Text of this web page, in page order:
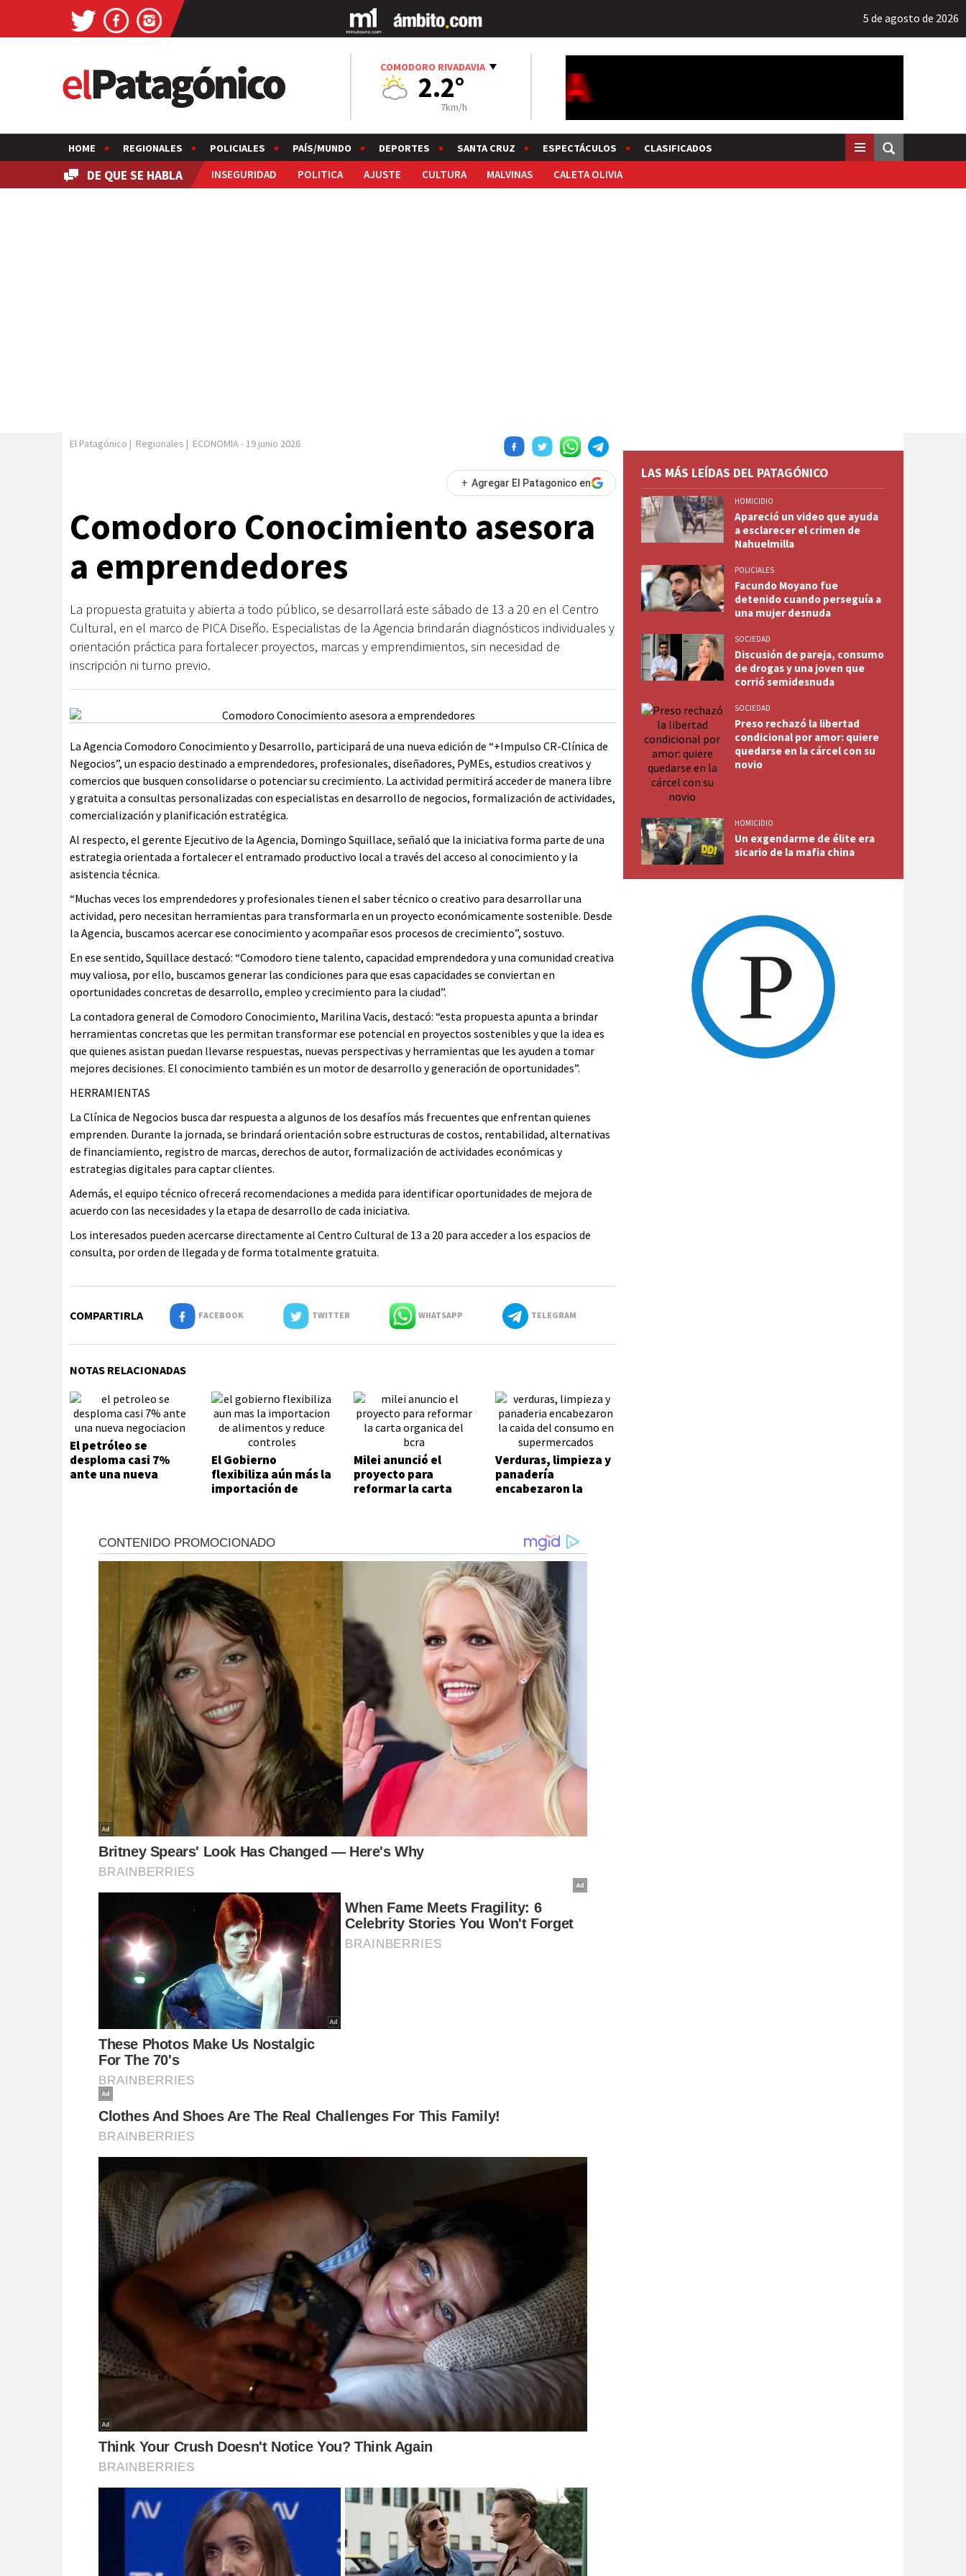
5 de agosto de 2026
COMODORO RIVADAVIA
2.2°
7km/h
HOME REGIONALES POLICIALES PAÍS/MUNDO DEPORTES SANTA CRUZ ESPECTÁCULOS CLASIFICADOS
DE QUE SE HABLA INSEGURIDAD POLITICA AJUSTE CULTURA MALVINAS CALETA OLIVIA
El Patagónico | Regionales | ECONOMIA- 19 junio 2026
+ Agregar El Patagonico en
Comodoro Conocimiento asesora
a emprendedores
La propuesta gratuita y abierta a todo público, se desarrollará este sábado de 13 a 20 en el Centro
Cultural, en el marco de PICA Diseño. Especialistas de la Agencia brindarán diagnósticos individuales y
orientación práctica para fortalecer proyectos, marcas y emprendimientos, sin necesidad de
inscripción ni turno previo.
La Agencia Comodoro Conocimiento y Desarrollo, participará de una nueva edición de “+Impulso CR-Clínica de
Negocios”, un espacio destinado a emprendedores, profesionales, diseñadores, PyMEs, estudios creativos y
comercios que busquen consolidarse o potenciar su crecimiento. La actividad permitirá acceder de manera libre
y gratuita a consultas personalizadas con especialistas en desarrollo de negocios, formalización de actividades,
comercialización y planificación estratégica.
Al respecto, el gerente Ejecutivo de la Agencia, Domingo Squillace, señaló que la iniciativa forma parte de una
estrategia orientada a fortalecer el entramado productivo local a través del acceso al conocimiento y la
asistencia técnica.
“Muchas veces los emprendedores y profesionales tienen el saber técnico o creativo para desarrollar una
actividad, pero necesitan herramientas para transformarla en un proyecto económicamente sostenible. Desde
la Agencia, buscamos acercar ese conocimiento y acompañar esos procesos de crecimiento”, sostuvo.
En ese sentido, Squillace destacó: “Comodoro tiene talento, capacidad emprendedora y una comunidad creativa
muy valiosa, por ello, buscamos generar las condiciones para que esas capacidades se conviertan en
oportunidades concretas de desarrollo, empleo y crecimiento para la ciudad”.
La contadora general de Comodoro Conocimiento, Marilina Vacis, destacó: “esta propuesta apunta a brindar
herramientas concretas que les permitan transformar ese potencial en proyectos sostenibles y que la idea es
que quienes asistan puedan llevarse respuestas, nuevas perspectivas y herramientas que les ayuden a tomar
mejores decisiones. El conocimiento también es un motor de desarrollo y generación de oportunidades”.
HERRAMIENTAS
La Clínica de Negocios busca dar respuesta a algunos de los desafíos más frecuentes que enfrentan quienes
emprenden. Durante la jornada, se brindará orientación sobre estructuras de costos, rentabilidad, alternativas
de financiamiento, registro de marcas, derechos de autor, formalización de actividades económicas y
estrategias digitales para captar clientes.
Además, el equipo técnico ofrecerá recomendaciones a medida para identificar oportunidades de mejora de
acuerdo con las necesidades y la etapa de desarrollo de cada iniciativa.
Los interesados pueden acercarse directamente al Centro Cultural de 13 a 20 para acceder a los espacios de
consulta, por orden de llegada y de forma totalmente gratuita.
COMPARTIRLA FACEBOOK TWITTER WHATSAPP TELEGRAM
NOTAS RELACIONADAS
El petróleo se
desploma casi 7%
ante una nueva
El Gobierno
flexibiliza aún más la
importación de
Milei anunció el
proyecto para
reformar la carta
Verduras, limpieza y
panadería
encabezaron la
LAS MÁS LEÍDAS DEL PATAGÓNICO
HOMICIDIO
Apareció un video que ayuda
a esclarecer el crimen de
Nahuelmilla
POLICIALES
Facundo Moyano fue
detenido cuando perseguía a
una mujer desnuda
SOCIEDAD
Discusión de pareja, consumo
de drogas y una joven que
corrió semidesnuda
SOCIEDAD
Preso rechazó la libertad
condicional por amor: quiere
quedarse en la cárcel con su
novio
HOMICIDIO
Un exgendarme de élite era
sicario de la mafia china